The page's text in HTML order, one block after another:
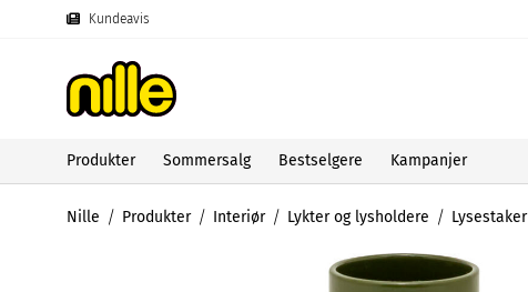
Kundeavis
Produkter Sommersalg Bestselgere Kampanjer
Nille Produkter Interiør Lykter og lysholdere Lysestaker